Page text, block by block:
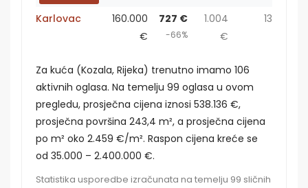
Karlovac
160.000
€
727 €
-66%
1.004
€
13
Za kuća (Kozala, Rijeka) trenutno imamo 106
aktivnih oglasa. Na temelju 99 oglasa u ovom
pregledu, prosječna cijena iznosi 538.136 €,
prosječna površina 243,4 m², a prosječna cijena
po m² oko 2.459 €/m². Raspon cijena kreće se
od 35.000 – 2.400.000 €.
Statistika usporedbe izračunata na temelju 99 sličnih